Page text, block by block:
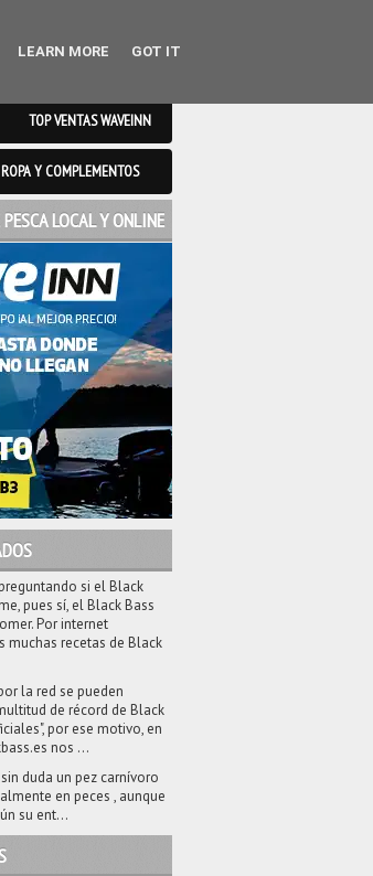
TOP VENTAS WAVEINN
ROPA Y COMPLEMENTOS
LOCAL Y ONLINE
si el Black
pues sí, el Black Bass
Por internet
muchas recetas de Black
la red se pueden
de récord de Black
por ese motivo, en
nos ...
duda un pez carnívoro
en peces , aunque
su ent...
LEARN MORE GOT IT